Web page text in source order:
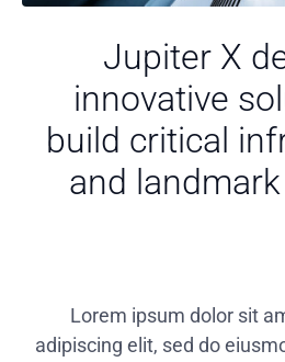
Jupiter X
innovative
build critical
and
Lorem ipsum dolor sit
adipiscing elit, sed do